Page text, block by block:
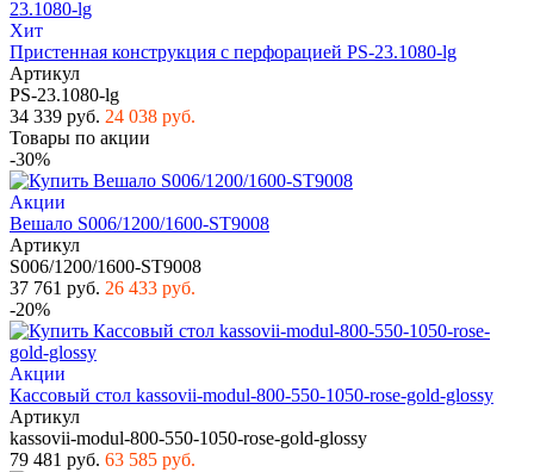
Хит
Пристенная конструкция с перфорацией PS-23.1080-lg
Артикул
PS-23.1080-lg
34 339 руб. 24 038 руб.
Товары по акции
-30%
Акции
Вешало S006/1200/1600-ST9008
Артикул
S006/1200/1600-ST9008
37 761 руб. 26 433 руб.
-20%
Акции
Кассовый стол kassovii-modul-800-550-1050-rose-gold-glossy
Артикул
kassovii-modul-800-550-1050-rose-gold-glossy
79 481 руб. 63 585 руб.